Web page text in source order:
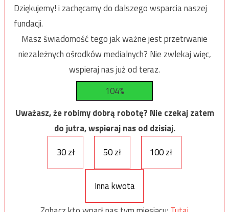
Dziękujemy! i zachęcamy do dalszego wsparcia naszej
fundacji.
Masz świadomość tego jak ważne jest przetrwanie
niezależnych ośrodków medialnych? Nie zwlekaj więc,
wspieraj nas już od teraz.
104%
Uważasz, że robimy dobrą robotę? Nie czekaj zatem
do jutra, wspieraj nas od dzisiaj.
30 zł
50 zł 100 zł
Inna kwota